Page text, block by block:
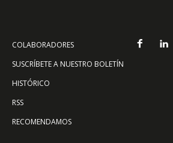
COLABORADORES
SUSCRÍBETE A NUESTRO BOLETÍN
HISTÓRICO
RSS
RECOMENDAMOS